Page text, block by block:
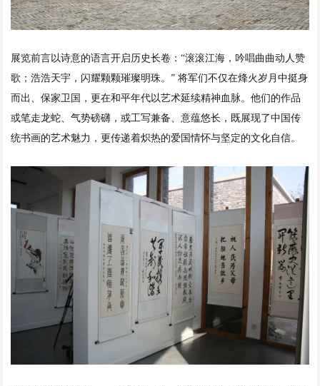
展览前言以诗意的语言开启历史长卷：“滚滚江海，吟唱曲曲动人赞
歌；浩浩天宇，闪耀颗颗璀璨明珠。” 将军们不仅在烽火岁月中挺身
而出、保家卫国，更在和平年代以艺术延续精神血脉。他们的作品
或笔走龙蛇、气势磅礴，或工写兼备、意蕴悠长，既展现了中国传
统书画的艺术魅力，更传递着炽热的爱国情怀与坚定的文化自信。